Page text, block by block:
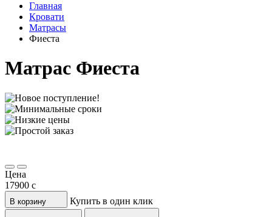
Главная
Кровати
Матрасы
Фиеста
Матрас Фиеста
Цена
17900 c
В корзину Купить в один клик